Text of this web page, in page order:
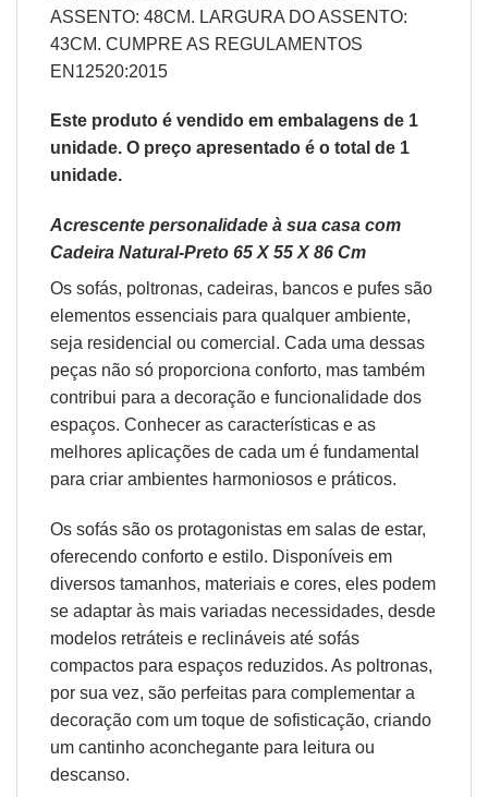
ASSENTO: 48CM. LARGURA DO ASSENTO:
43CM. CUMPRE AS REGULAMENTOS
EN12520:2015
Este produto é vendido em embalagens de 1
unidade. O preço apresentado é o total de 1
unidade.
Acrescente personalidade à sua casa com
Cadeira Natural-Preto 65 X 55 X 86 Cm
Os sofás, poltronas, cadeiras, bancos e pufes são
elementos essenciais para qualquer ambiente,
seja residencial ou comercial. Cada uma dessas
peças não só proporciona conforto, mas também
contribui para a decoração e funcionalidade dos
espaços. Conhecer as características e as
melhores aplicações de cada um é fundamental
para criar ambientes harmoniosos e práticos.
Os sofás são os protagonistas em salas de estar,
oferecendo conforto e estilo. Disponíveis em
diversos tamanhos, materiais e cores, eles podem
se adaptar às mais variadas necessidades, desde
modelos retráteis e reclináveis até sofás
compactos para espaços reduzidos. As poltronas,
por sua vez, são perfeitas para complementar a
decoração com um toque de sofisticação, criando
um cantinho aconchegante para leitura ou
descanso.